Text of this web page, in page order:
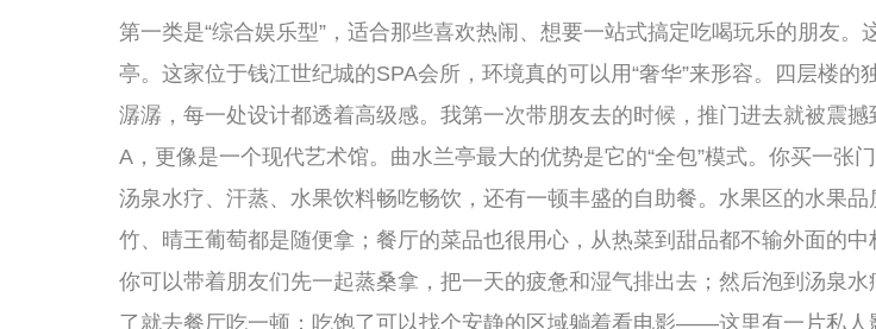
年轻朋友聚会。价格也亲民很多，人均一两百块钱就能玩一整个晚上。我经常和几个哥们约在纽斯，先
蒸、再泡、再躺，中间叫一份炸鸡和啤酒，边吃边聊，那种感觉比在酒吧里干喝要舒服太多了。
第二类是“私汤轰趴型”，适合那些注重私密性、希望有一个完全属于自己小团体空间的朋友。这类场所的
代表是吴山居·汤house。它藏在吴山脚下的一条小巷子里，门脸不大，但走进去别有洞天。它是一个小
型的私汤民宿，有几个独立的庭院房间，每个房间里都有私密的汤泉水疗池。你可以和朋友们包下一个
院子，关上门，整个空间就是你们的。院子里有露天的泡池，冬天的时候泡在热水里，抬头就能看到星
就做什么。饿了可以自己带食材在院子里烧烤，也可以让民宿的厨房给你做。这种“包院”的模式，特别适